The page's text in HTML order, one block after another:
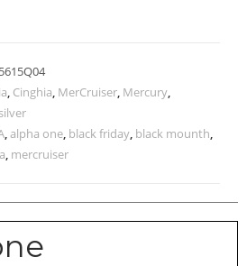
, Cinghia, MerCruiser, Mercury,
,alpha one, black friday, black mounth,
, mercruiser